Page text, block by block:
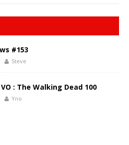
#153
Steve
: The Walking Dead 100
Yno